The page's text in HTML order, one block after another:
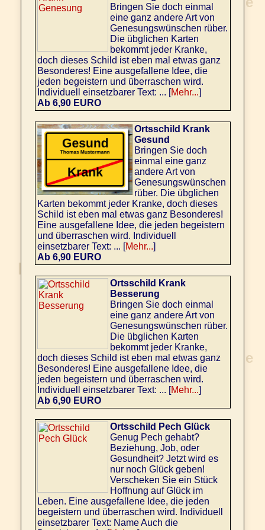
Bringen Sie doch einmal
eine ganz andere Art von
Genesungswünschen rüber.
Die übglichen Karten
bekommt jeder Kranke,
doch dieses Schild ist eben mal etwas ganz
Besonderes! Eine ausgefallene Idee, die
jeden begeistern und überraschen wird.
Individuell einsetzbarer Text: ... [Mehr...]
Ab 6,90 EURO
Ortsschild Krank
Gesund
Bringen Sie doch
einmal eine ganz
andere Art von
Genesungswünschen
rüber. Die übglichen
Karten bekommt jeder Kranke, doch dieses
Schild ist eben mal etwas ganz Besonderes!
Eine ausgefallene Idee, die jeden begeistern
und überraschen wird. Individuell
einsetzbarer Text: ... [Mehr...]
Ab 6,90 EURO
Ortsschild Krank
Besserung
Bringen Sie doch einmal
eine ganz andere Art von
Genesungswünschen rüber.
Die übglichen Karten
bekommt jeder Kranke,
doch dieses Schild ist eben mal etwas ganz
Besonderes! Eine ausgefallene Idee, die
jeden begeistern und überraschen wird.
Individuell einsetzbarer Text: ... [Mehr...]
Ab 6,90 EURO
Ortsschild Pech Glück
Genug Pech gehabt?
Beziehung, Job, oder
Gesundheit? Jetzt wird es
nur noch Glück geben!
Verscheken Sie ein Stück
Hoffnung auf Glück im
Leben. Eine ausgefallene Idee, die jeden
begeistern und überraschen wird. Individuell
einsetzbarer Text: Name Auch die